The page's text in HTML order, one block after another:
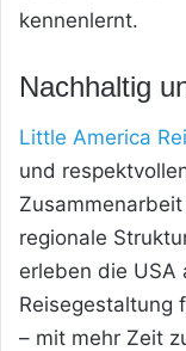
kennenlernt.
Nachhaltig
Little America
und
regionale
erleben die USA
Reisegestaltung
– mit mehr Zeit